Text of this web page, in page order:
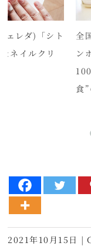
ェレダ)「シト
ネイルクリ
全
ン
食
2021年10月15日 |